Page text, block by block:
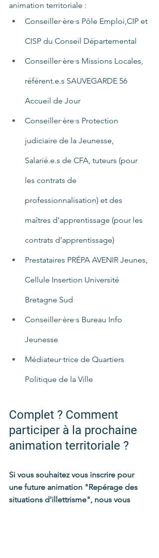
animation territoriale :
Conseiller·ère·s Pôle Emploi,CIP et
CISP du Conseil Départemental
Conseiller·ère·s Missions Locales,
référent.e.s SAUVEGARDE 56
Accueil de Jour
Conseiller·ère·s Protection
judiciaire de la Jeunesse,
Salarié.e.s de CFA, tuteurs (pour
les contrats de
professionnalisation) et des
maîtres d’apprentissage (pour les
contrats d’apprentissage)
Prestataires PRÉPA AVENIR Jeunes,
Cellule Insertion Université
Bretagne Sud
Conseiller·ère·s Bureau Info
Jeunesse
Médiateur·trice de Quartiers
Politique de la Ville
Complet ? Comment
participer à la prochaine
animation territoriale ?
Si vous souhaitez vous inscrire pour
une future animation "Repérage des
situations d'illettrisme", nous vous